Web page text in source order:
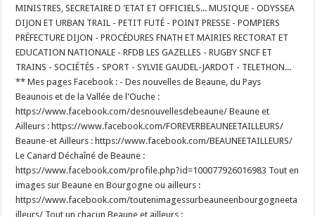
MINISTRES, SECRETAIRE D 'ETAT ET OFFICIELS... MUSIQUE - ODYSSEA
DIJON ET URBAN TRAIL - PETIT FUTÉ - POINT PRESSE - POMPIERS
PRÉFECTURE DIJON - PROCÉDURES FNATH ET MAIRIES RECTORAT ET
EDUCATION NATIONALE - RFDB LES GAZELLES - RUGBY SNCF ET
TRAINS - SOCIÉTÉS - SPORT - SYLVIE GAUDEL-JARDOT - TELETHON...
** Mes pages Facebook : - Des nouvelles de Beaune, du Pays
Beaunois et de la Vallée de l'Ouche :
https://www.facebook.com/desnouvellesdebeaune/ Beaune et
Ailleurs : https://www.facebook.com/FOREVERBEAUNEETAILLEURS/
Beaune-et Ailleurs : https://www.facebook.com/BEAUNEETAILLEURS/
Le Canard Déchaîné de Beaune :
https://www.facebook.com/profile.php?id=100077926016983 Tout en
images sur Beaune en Bourgogne ou ailleurs :
https://www.facebook.com/toutenimagessurbeauneenbourgogneeta
illeurs/ Tout un chacun Beaune et ailleurs :